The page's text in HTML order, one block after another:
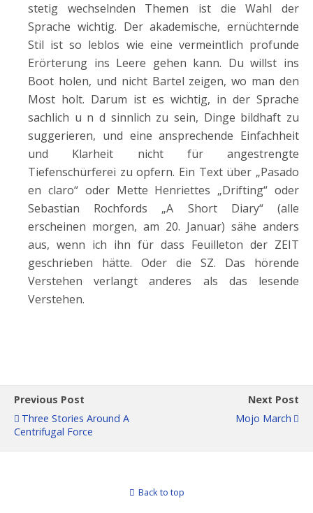
stetig wechselnden Themen ist die Wahl der
Sprache wichtig. Der akademische, ernüchternde
Stil ist so leblos wie eine vermeintlich profunde
Erörterung ins Leere gehen kann. Du willst ins
Boot holen, und nicht Bartel zeigen, wo man den
Most holt. Darum ist es wichtig, in der Sprache
sachlich u n d sinnlich zu sein, Dinge bildhaft zu
suggerieren, und eine ansprechende Einfachheit
und Klarheit nicht für angestrengte
Tiefenschürferei zu opfern. Ein Text über „Pasado
en claro“ oder Mette Henriettes „Drifting“ oder
Sebastian Rochfords „A Short Diary“ (alle
erscheinen morgen, am 20. Januar) sähe anders
aus, wenn ich ihn für dass Feuilleton der ZEIT
geschrieben hätte. Oder die SZ. Das hörende
Verstehen verlangt anderes als das lesende
Verstehen.
Previous Post
Three Stories Around A
Centrifugal Force
Next Post
Mojo March
Back to top